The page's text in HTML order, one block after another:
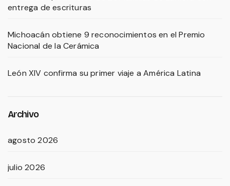
entrega de escrituras
Michoacán obtiene 9 reconocimientos en el Premio
Nacional de la Cerámica
León XIV confirma su primer viaje a América Latina
Archivo
agosto 2026
julio 2026